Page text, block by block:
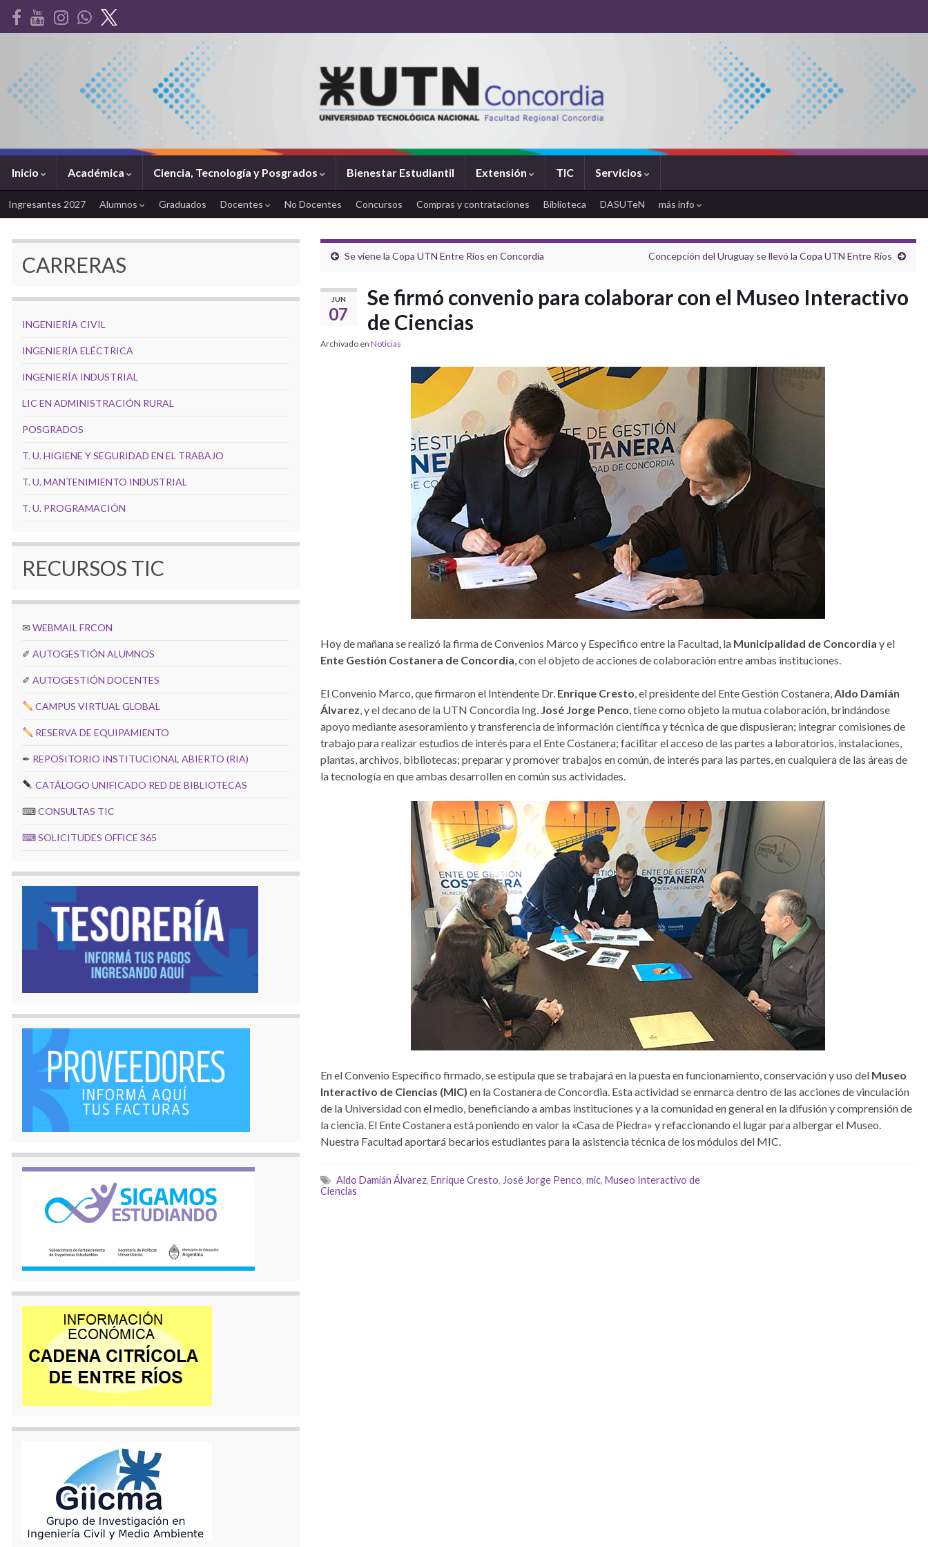
Inicio Académica Ciencia, Tecnología y Posgrados Bienestar Estudiantil Extensión TIC Servicios
Ingresantes 2027 Alumnos Graduados Docentes No Docentes Concursos Compras y contrataciones Biblioteca DASUTeN más info
Se viene la Copa UTN Entre Ríos en Concordia Concepción del Uruguay se llevó la Copa UTN Entre Ríos
JUN
07
Se firmó convenio para colaborar con el Museo Interactivo
de Ciencias
Archivado en Noticias
Hoy de mañana se realizó la firma de Convenios Marco y Especifico entre la Facultad, la Municipalidad de Concordia y el
Ente Gestión Costanera de Concordia , con el objeto de acciones de colaboración entre ambas instituciones.
El Convenio Marco, que firmaron el Intendente Dr. Enrique Cresto , el presidente del Ente Gestión Costanera, Aldo Damián
Álvarez , y el decano de la UTN Concordia Ing. José Jorge Penco , tiene como objeto la mutua colaboración, brindándose
apoyo mediante asesoramiento y transferencia de información científica y técnica de que dispusieran; integrar comisiones de
trabajo para realizar estudios de interés para el Ente Costanera; facilitar el acceso de las partes a laboratorios, instalaciones,
plantas, archivos, bibliotecas; preparar y promover trabajos en común, de interés para las partes, en cualquiera de las áreas de
la tecnología en que ambas desarrollen en común sus actividades.
En el Convenio Específico firmado, se estipula que se trabajará en la puesta en funcionamiento, conservación y uso del Museo
Interactivo de Ciencias (MIC) en la Costanera de Concordia. Esta actividad se enmarca dentro de las acciones de vinculación
de la Universidad con el medio, beneficiando a ambas instituciones y a la comunidad en general en la difusión y comprensión de
la ciencia. El Ente Costanera está poniendo en valor la «Casa de Piedra» y refaccionando el lugar para albergar el Museo.
Nuestra Facultad aportará becarios estudiantes para la asistencia técnica de los módulos del MIC.
Aldo Damián Álvarez, Enrique Cresto, José Jorge Penco, mic, Museo Interactivo de
Ciencias
CARRERAS
INGENIERÍA CIVIL
INGENIERÍA ELÉCTRICA
INGENIERÍA INDUSTRIAL
LIC EN ADMINISTRACIÓN RURAL
POSGRADOS
T. U. HIGIENE Y SEGURIDAD EN EL TRABAJO
T. U. MANTENIMIENTO INDUSTRIAL
T. U. PROGRAMACIÓN
RECURSOS TIC
✉ WEBMAIL FRCON
✐ AUTOGESTIÓN ALUMNOS
✐ AUTOGESTIÓN DOCENTES
CAMPUS VIRTUAL GLOBAL
RESERVA DE EQUIPAMIENTO
✒ REPOSITORIO INSTITUCIONAL ABIERTO (RIA)
CATÁLOGO UNIFICADO RED DE BIBLIOTECAS
⌨CONSULTAS TIC
⌨SOLICITUDES OFFICE 365